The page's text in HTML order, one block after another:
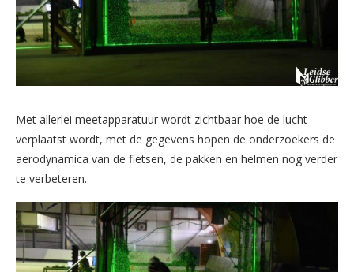
Met allerlei meetapparatuur wordt zichtbaar hoe de lucht
verplaatst wordt, met de gegevens hopen de onderzoekers de
aerodynamica van de fietsen, de pakken en helmen nog verder
te verbeteren.